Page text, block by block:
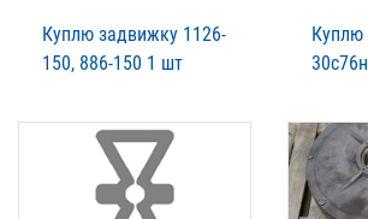
Куплю задвижку 1126-
150, 886-150 1 шт
Куплю